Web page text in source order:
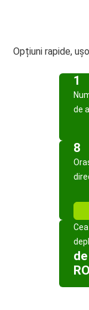
Opțiuni rapide,
1
de
8